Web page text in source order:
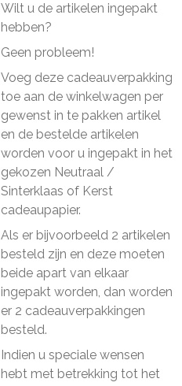
Wilt u de artikelen ingepakt
hebben?
Geen probleem!
Voeg deze cadeauverpakking
toe aan de winkelwagen per
gewenst in te pakken artikel
en de bestelde artikelen
worden voor u ingepakt in het
gekozen Neutraal /
Sinterklaas of Kerst
cadeaupapier.
Als er bijvoorbeeld 2 artikelen
besteld zijn en deze moeten
beide apart van elkaar
ingepakt worden, dan worden
er 2 cadeauverpakkingen
besteld.
Indien u speciale wensen
hebt met betrekking tot het